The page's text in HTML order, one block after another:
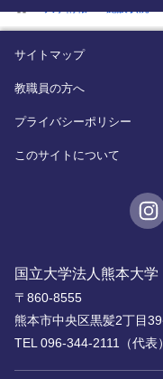
home
国立大学法人熊本大学
〒860-8555
熊本市中央区黒髪2丁目
TEL 096-344-2111（代表）
サイトマップ
教職員の方へ
プライバシーポリシー
このサイトについて